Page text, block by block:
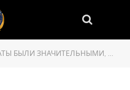
А ДЕЯТЕЛЬНОСТЬ ОЦЕНЕНА КАК ПОЛОЖИТЕЛЬНАЯ